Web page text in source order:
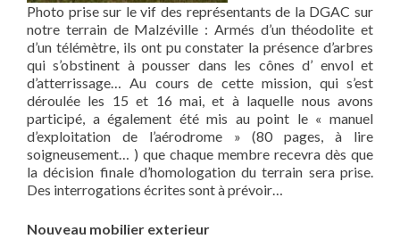
Photo prise sur le vif des représentants de la DGAC sur
notre terrain de Malzéville : Armés d’un théodolite et
d’un télémètre, ils ont pu constater la présence d’arbres
qui s’obstinent à pousser dans les cônes d’ envol et
d’atterrissage… Au cours de cette mission, qui s’est
déroulée les 15 et 16 mai, et à laquelle nous avons
participé, a également été mis au point le « manuel
d’exploitation de l’aérodrome » (80 pages, à lire
soigneusement… ) que chaque membre recevra dès que
la décision finale d’homologation du terrain sera prise.
Des interrogations écrites sont à prévoir…
Nouveau mobilier exterieur